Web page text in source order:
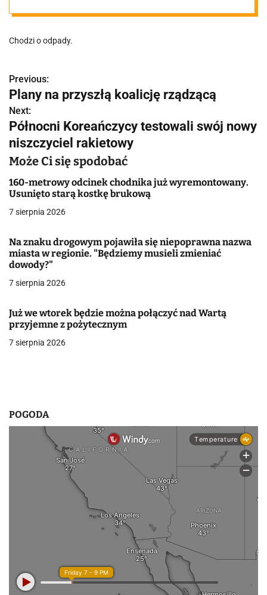
poznańskich
nieruchomości.
Muszą podjąć
decyzję!
Chodzi o odpady.
N
a
w
i
a
c
j
a
w
p
i
Previous:
Plany na przyszłą koalicję rządzącą
Next:
Północni Koreańczycy testowali swój nowy
niszczyciel rakietowy
Może Ci się spodobać
160-metrowy odcinek chodnika już wyremontowany.
Usunięto starą kostkę brukową
7 sierpnia 2026
Na znaku drogowym pojawiła się niepoprawna nazwa
miasta w regionie. "Będziemy musieli zmieniać
dowody?"
7 sierpnia 2026
Już we wtorek będzie można połączyć nad Wartą
przyjemne z pożytecznym
7 sierpnia 2026
POGODA